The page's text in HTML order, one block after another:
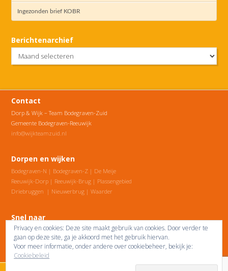
Ingezonden brief KOBR
Berichtenarchief
Contact
Dorp & Wijk – Team Bodegraven-Zuid
Gemeente Bodegraven-Reeuwijk
info@wijkteamzuid.nl
Dorpen en wijken
Bodegraven-N | Bodegraven-Z | De Meije
Reeuwijk-Dorp | Reeuwijk-Brug | Plassengebied
Driebruggen | Nieuwerbrug |Waarder
Snel naar
Onze home page|Website Dorp&Wijk
Nieuwsberichten uit de buurt
Onze agenda |Contactgegevens
Privacy en cookies: Deze site maakt gebruik van cookies. Door verder te
gaan op deze site, ga je akkoord met het gebruik hiervan.
Voor meer informatie, onder andere over cookiebeheer, bekijk je:
Cookiebeleid